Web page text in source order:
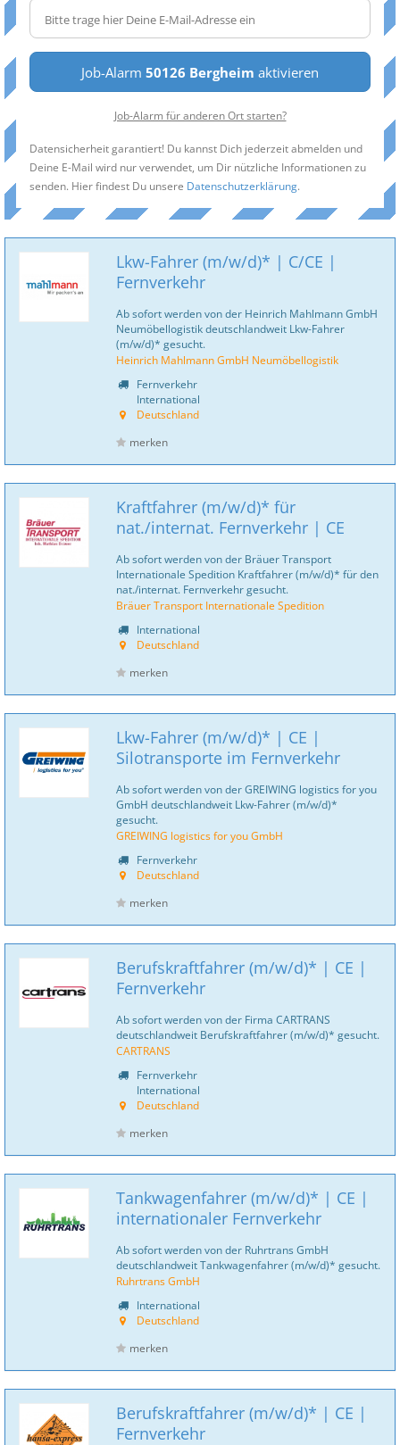
Job-Alarm 50126 Bergheim aktivieren
Job-Alarm für anderen Ort starten?
Datensicherheit garantiert! Du kannst Dich jederzeit abmelden und
Deine E-Mail wird nur verwendet, um Dir nützliche Informationen zu
senden. Hier findest Du unsere Datenschutzerklärung.
Lkw-Fahrer (m/w/d)* | C/CE |
Fernverkehr
Ab sofort werden von der Heinrich Mahlmann GmbH
Neumöbellogistik deutschlandweit Lkw-Fahrer
(m/w/d)* gesucht.
Heinrich Mahlmann GmbH Neumöbellogistik
Fernverkehr
International
Deutschland
merken
Kraftfahrer (m/w/d)* für
nat./internat. Fernverkehr | CE
Ab sofort werden von der Bräuer Transport
Internationale Spedition Kraftfahrer (m/w/d)* für den
nat./internat. Fernverkehr gesucht.
Bräuer Transport Internationale Spedition
International
Deutschland
merken
Lkw-Fahrer (m/w/d)* | CE |
Silotransporte im Fernverkehr
Ab sofort werden von der GREIWING logistics for you
GmbH deutschlandweit Lkw-Fahrer (m/w/d)*
gesucht.
GREIWING logistics for you GmbH
Fernverkehr
Deutschland
merken
Berufskraftfahrer (m/w/d)* | CE |
Fernverkehr
Ab sofort werden von der Firma CARTRANS
deutschlandweit Berufskraftfahrer (m/w/d)* gesucht.
CARTRANS
Fernverkehr
International
Deutschland
merken
Tankwagenfahrer (m/w/d)* | CE |
internationaler Fernverkehr
Ab sofort werden von der Ruhrtrans GmbH
deutschlandweit Tankwagenfahrer (m/w/d)* gesucht.
Ruhrtrans GmbH
International
Deutschland
merken
Berufskraftfahrer (m/w/d)* | CE |
Fernverkehr